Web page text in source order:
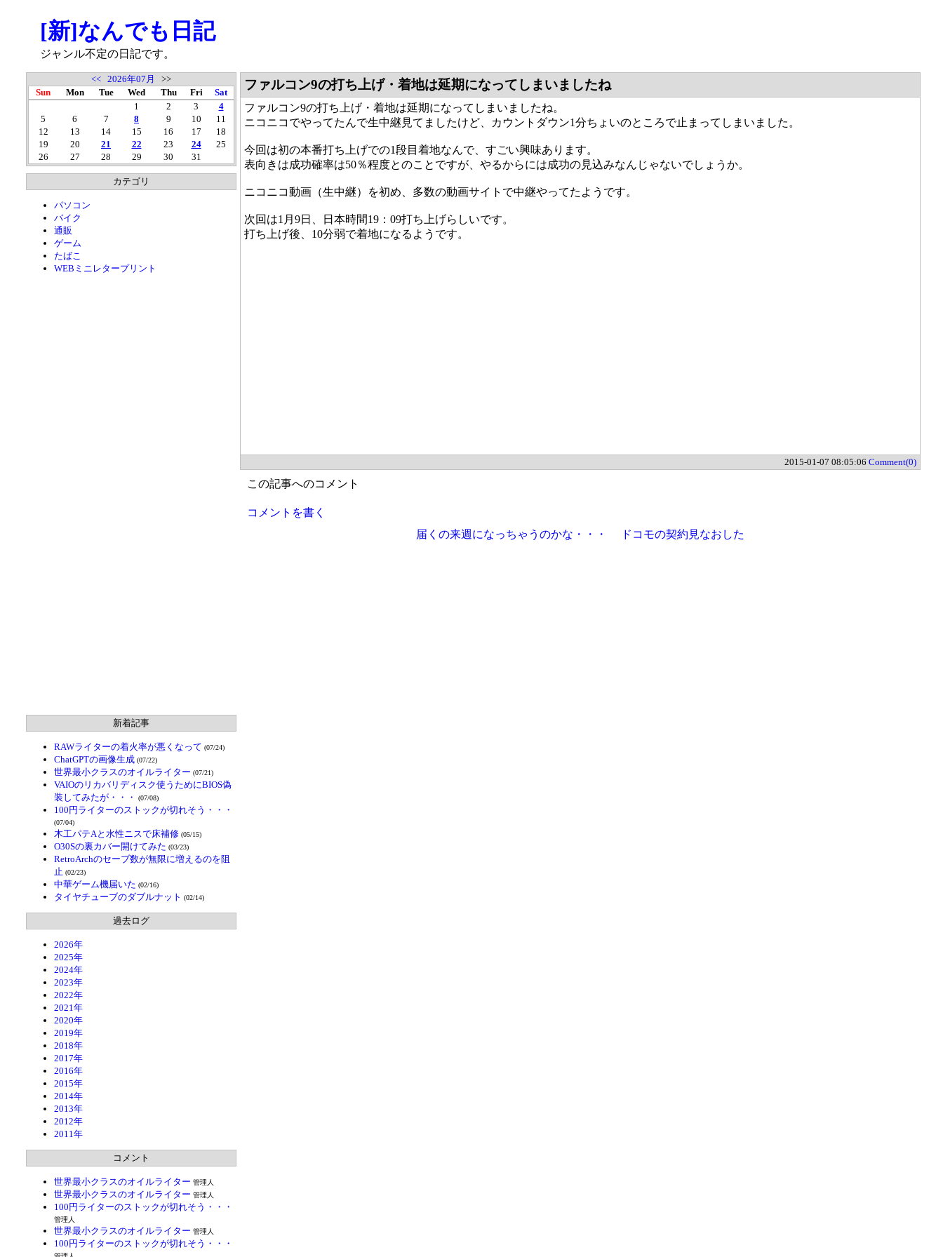
[新]なんでも日記
ジャンル不定の日記です。
<< 2026年07月
>>
Sun
Mon Tue Wed Thu Fri
Sat
1
2 3
4
5
6 7 8 9 10
11
12
13 14 15 16 17
18
19
20 21 22 23 24
25
26
27 28 29 30 31
カテゴリ
パソコン
バイク
通販
ゲーム
たばこ
WEBミニレタープリント
新着記事
RAWライターの着火率が悪くなって (07/24)
ChatGPTの画像生成 (07/22)
世界最小クラスのオイルライター (07/21)
VAIOのリカバリディスク使うためにBIOS偽
装してみたが・・・
(07/08)
100円ライターのストックが切れそう・・・
(07/04)
木工パテAと水性ニスで床補修 (05/15)
O30Sの裏カバー開けてみた (03/23)
RetroArchのセーブ数が無限に増えるのを阻
止 (02/23)
中華ゲーム機届いた (02/16)
タイヤチューブのダブルナット (02/14)
過去ログ
2026年
2025年
2024年
2023年
2022年
2021年
2020年
2019年
2018年
2017年
2016年
2015年
2014年
2013年
2012年
2011年
コメント
世界最小クラスのオイルライター 管理人
世界最小クラスのオイルライター 管理人
100円ライターのストックが切れそう・・・
管理人
世界最小クラスのオイルライター 管理人
100円ライターのストックが切れそう・・・
ファルコン9の打ち上げ・着地は延期になってしまいましたね
ファルコン9の打ち上げ・着地は延期になってしまいましたね。
ニコニコでやってたんで生中継見てましたけど、カウントダウン1分ちょいのところで止まってしまいました。
今回は初の本番打ち上げでの1段目着地なんで、すごい興味あります。
表向きは成功確率は50％程度とのことですが、やるからには成功の見込みなんじゃないでしょうか。
ニコニコ動画（生中継）を初め、多数の動画サイトで中継やってたようです。
次回は1月9日、日本時間19：09打ち上げらしいです。
打ち上げ後、10分弱で着地になるようです。
2015-01-07 08:05:06 Comment(0)
この記事へのコメント
コメントを書く
届くの来週になっちゃうのかな・・・
ドコモの契約見なおした